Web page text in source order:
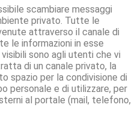
scambiare messaggi
privato. Tutte le
attraverso il canale di
le informazioni in esse
sono agli utenti che vi
di un canale privato, la
spazio per la condivisione di
personale e di utilizzare, per
al portale (mail, telefono,